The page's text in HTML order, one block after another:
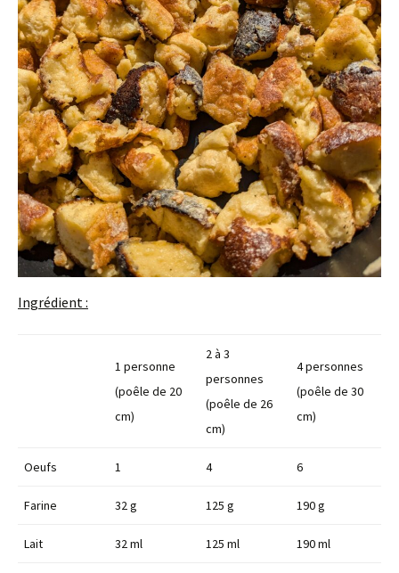
Ingrédient :
1 personne
(poêle de 20
cm)
2 à 3
personnes
(poêle de 26
cm)
4 personnes
(poêle de 30
cm)
Oeufs 1 4 6
Farine 32 g 125 g 190 g
Lait 32 ml 125 ml 190 ml